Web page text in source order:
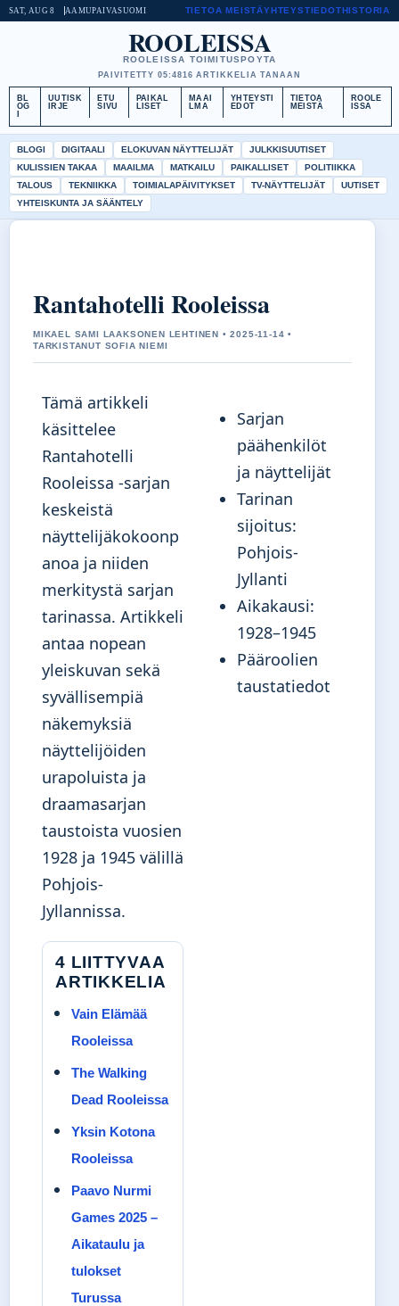
SAT, AUG 8 AAMUPAIVASUOMI TIETOA MEISTÄYHTEYSTIEDOTHISTORIA
ROOLEISSA
ROOLEISSA TOIMITUSPOYTA
PAIVITETTY 05:4816 ARTIKKELIA TANAAN
BL
OG
UUTISK
IRJE
ETU
SIVU
PAIKAL
LISET
MAAI
LMA
YHTEYSTI
EDOT
TIETOA
MEISTÄ
ROOLE
ISSA
BLOGI DIGITAALI ELOKUVAN NÄYTTELIJÄT
JULKKISUUTISET
KULISSIEN TAKAA
MAAILMA MATKAILU PAIKALLISET
POLITIIKKA
TALOUS
TEKNIIKKA TOIMIALAPÄIVITYKSET TV-NÄYTTELIJÄT
UUTISET
YHTEISKUNTA JA SÄÄNTELY
Rantahotelli Rooleissa
MIKAEL SAMI LAAKSONEN LEHTINEN • 2025-11-14 •
TARKISTANUT SOFIA NIEMI
Tämä artikkeli
käsittelee
Rantahotelli
Rooleissa -sarjan
keskeistä
näyttelijäkokoonp
anoa ja niiden
merkitystä sarjan
tarinassa. Artikkeli
antaa nopean
yleiskuvan sekä
syvällisempiä
näkemyksiä
näyttelijöiden
urapoluista ja
draamasarjan
taustoista vuosien
1928 ja 1945 välillä
Pohjois-
Jyllannissa.
4 LIITTYVAA
ARTIKKELIA
Vain Elämää
Rooleissa
The Walking
Dead Rooleissa
Yksin Kotona
Rooleissa
Paavo Nurmi
Games 2025 –
Aikataulu ja
tulokset
Turussa
Sarjan
päähenkilöt
ja näyttelijät
Tarinan
sijoitus:
Pohjois-
Jyllanti
Aikakausi:
1928–1945
Pääroolien
taustatiedot